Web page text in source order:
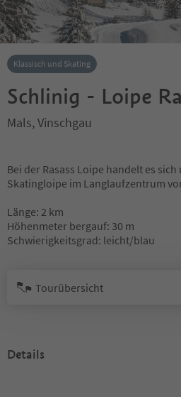
Klassisch und Skating
Schlinig - Loipe
Mals, Vinschgau
Bei der Rasass Loipe handelt es
Skatingloipe im Langlaufzentrum
Länge: 2 km
Höhenmeter bergauf: 30 m
Schwierigkeitsgrad: leicht/blau
Tourübersicht
Details